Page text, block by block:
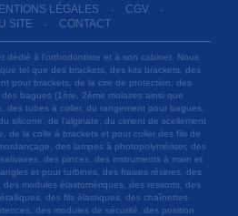
LÉGALES - CGV -
SITE - CONTACT
dédié à l'orthodontiste et à son cabinet. Nous
tel que des brackets, des kits brackets, des
pour brackets, de la cire de protection, des
bagues (1ère, 2ème molaires ainsi que
des tubes à coller, du rangement pour bagues,
silicone, de l'alginate, du ciment de scellement
de la colle à brackets et pour coller des fils de
des lampes à photopolymériser, des
des pinces, des instruments à main et
et pour turbines, des fraises résines, des
modules élastomériques, des ressorts, des
des fils élastiques, des chaînettes
des modules de sécurité, des position